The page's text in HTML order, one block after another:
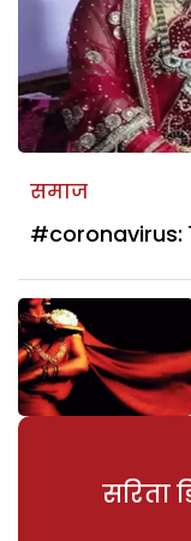
समाज
सरिता